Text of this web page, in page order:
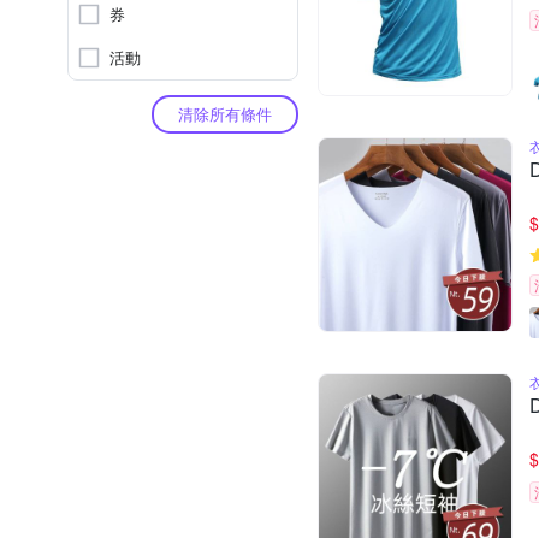
券
活動
清除所有條件
$
$